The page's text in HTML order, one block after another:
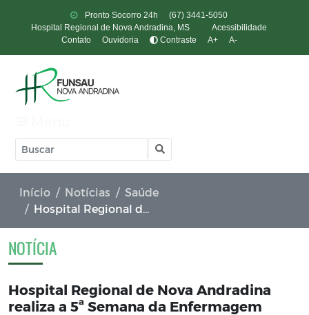
Pronto Socorro 24h
(67) 3441-5050
Hospital Regional de Nova Andradina, MS
Acessibilidade
Contato
Ouvidoria Contraste A+ A-
Início Notícias
Saúde
Hospital Regional de Nova Andradina realiza a 5ª Semana da Enfermagem
NOTÍCIA
Hospital Regional de Nova Andradina
realiza a 5ª Semana da Enfermagem